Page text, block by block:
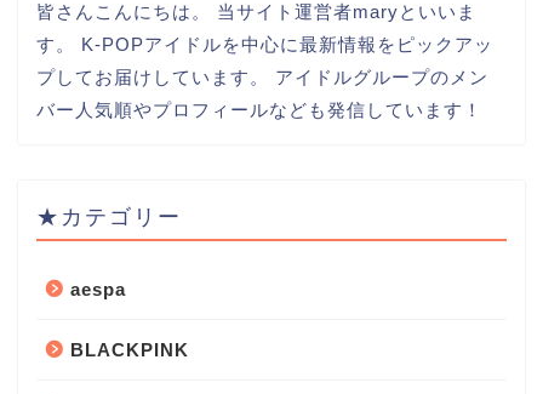
皆さんこんにちは。 当サイト運営者maryといいま
す。 K-POPアイドルを中心に最新情報をピックアッ
プしてお届けしています。 アイドルグループのメン
バー人気順やプロフィールなども発信しています！
★カテゴリー
aespa
BLACKPINK